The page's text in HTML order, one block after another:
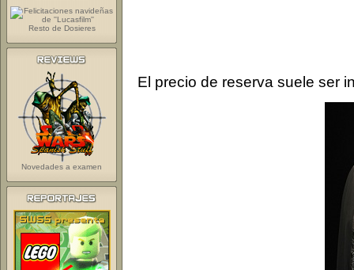
El precio de reserva suele ser
Resto de Dosieres
Novedades a examen